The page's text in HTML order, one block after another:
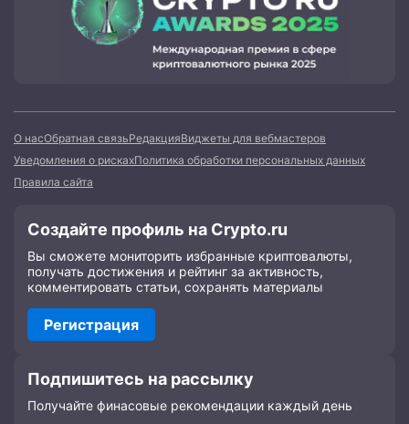
О насОбратная связьРедакцияВиджеты для вебмастеров
Уведомления о рискахПолитика обработки персональных данных
Правила сайта
Создайте профиль на Crypto.ru
Вы сможете мониторить избранные криптовалюты,
получать достижения и рейтинг за активность,
комментировать статьи, сохранять материалы
Регистрация
Подпишитесь на рассылку
Получайте финасовые рекомендации каждый день